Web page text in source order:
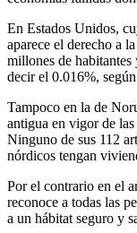
En Estados Unidos,
aparece el derecho a
millones de
decir el 0.016%,
Tampoco en la de
antigua en vigor de
Ninguno de sus 112
nórdicos tengan
Por el contrario en el
reconoce a todas las
a un hábitat seguro y